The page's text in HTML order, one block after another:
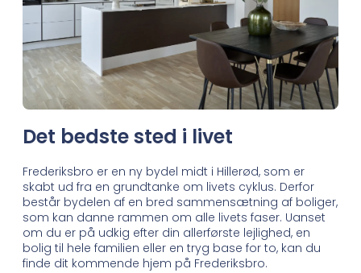
Det bedste sted i livet
Frederiksbro er en ny bydel midt i Hillerød, som er
skabt ud fra en grundtanke om livets cyklus. Derfor
består bydelen af en bred sammensætning af boliger,
som kan danne rammen om alle livets faser. Uanset
om du er på udkig efter din allerførste lejlighed, en
bolig til hele familien eller en tryg base for to, kan du
finde dit kommende hjem på Frederiksbro.